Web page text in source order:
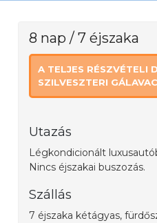
8 nap / 7 éjszaka
A TELJES RÉSZVÉTELI
SZILVESZTERI
Utazás
Légkondicionált
Nincs éjszakai buszozás.
Szállás
7 éjszaka kétágyas,